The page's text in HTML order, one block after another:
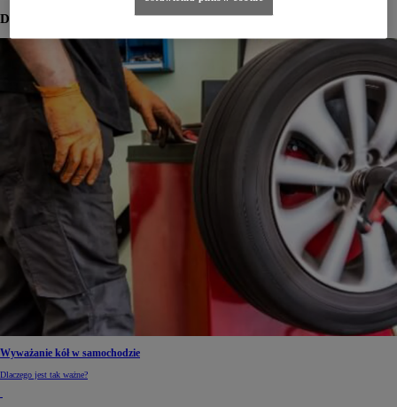
Dowiedz się więcej
Wyważanie kół w samochodzie
Dlaczego jest tak ważne?